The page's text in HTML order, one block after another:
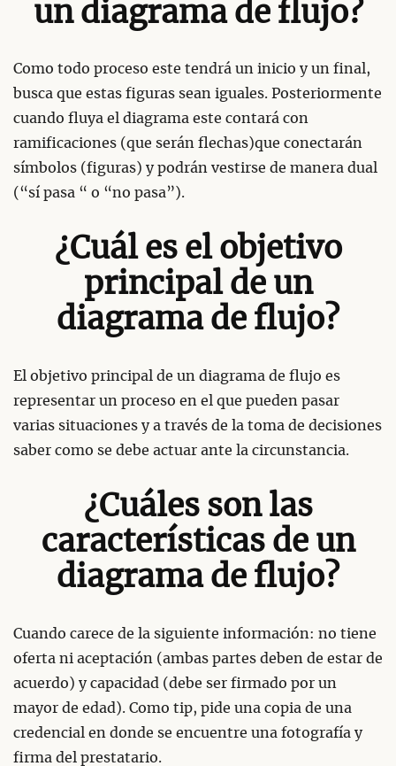
un diagrama de flujo?
Como todo proceso este tendrá un inicio y un final,
busca que estas figuras sean iguales. Posteriormente
cuando fluya el diagrama este contará con
ramificaciones (que serán flechas)que conectarán
símbolos (figuras) y podrán vestirse de manera dual
(“sí pasa “ o “no pasa”).
¿Cuál es el objetivo
principal de un
diagrama de flujo?
El objetivo principal de un diagrama de flujo es
representar un proceso en el que pueden pasar
varias situaciones y a través de la toma de decisiones
saber como se debe actuar ante la circunstancia.
¿Cuáles son las
características de un
diagrama de flujo?
Cuando carece de la siguiente información: no tiene
oferta ni aceptación (ambas partes deben de estar de
acuerdo) y capacidad (debe ser firmado por un
mayor de edad). Como tip, pide una copia de una
credencial en donde se encuentre una fotografía y
firma del prestatario.